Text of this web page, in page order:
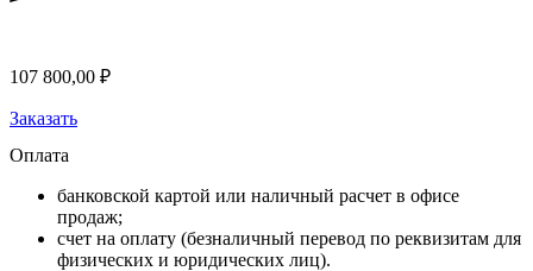
107 800,00 ₽
Заказать
Оплата
банковской картой или наличный расчет в офисе
продаж;
счет на оплату (безналичный перевод по реквизитам для
физических и юридических лиц).